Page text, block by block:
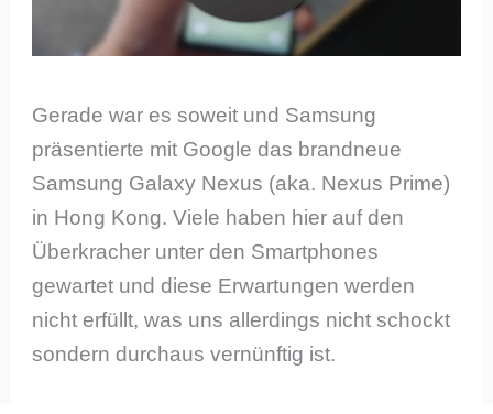
Gerade war es soweit und Samsung
präsentierte mit Google das brandneue
Samsung Galaxy Nexus (aka. Nexus Prime)
in Hong Kong. Viele haben hier auf den
Überkracher unter den Smartphones
gewartet und diese Erwartungen werden
nicht erfüllt, was uns allerdings nicht schockt
sondern durchaus vernünftig ist.